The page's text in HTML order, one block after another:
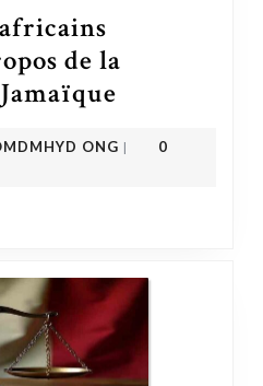
de la
ONG |
0